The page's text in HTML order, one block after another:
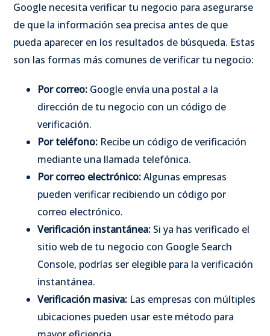
Google necesita verificar tu negocio para asegurarse
de que la información sea precisa antes de que
pueda aparecer en los resultados de búsqueda. Estas
son las formas más comunes de verificar tu negocio:
Por correo: Google envía una postal a la
dirección de tu negocio con un código de
verificación.
Por teléfono: Recibe un código de verificación
mediante una llamada telefónica.
Por correo electrónico:Algunas empresas
pueden verificar recibiendo un código por
correo electrónico.
Verificación instantánea: Si ya has verificado el
sitio web de tu negocio con Google Search
Console, podrías ser elegible para la verificación
instantánea.
Verificación masiva: Las empresas con múltiples
ubicaciones pueden usar este método para